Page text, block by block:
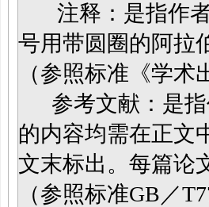
注释：是指作者
号用带圆圈的阿拉
（参照标准《学
参考文献：是指
的内容均需在正文
文末标出。每篇论
（参照标准GB／